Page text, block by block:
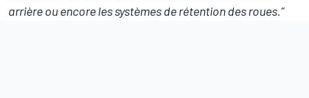
arrière ou encore les systèmes de rétention des roues.”